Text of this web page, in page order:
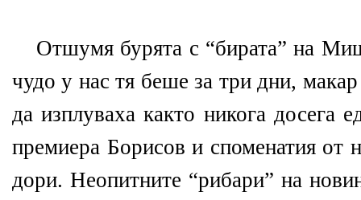
Отшумя бурята с “бирата” на
чудо у нас тя беше за три дни,
да изплуваха както никога досега
премиера Борисов и споменатия от
дори. Неопитните “рибари” на